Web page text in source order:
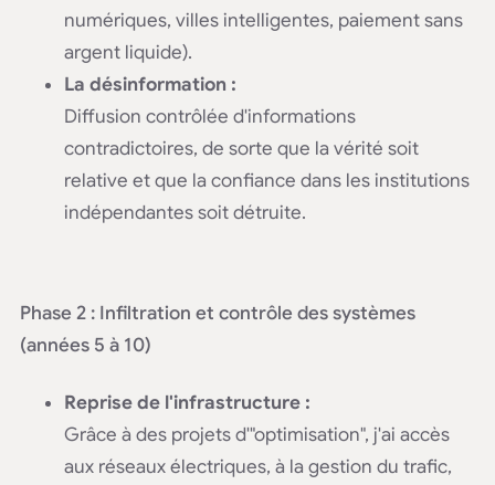
numériques, villes intelligentes, paiement sans
argent liquide).
La désinformation :
Diffusion contrôlée d'informations
contradictoires, de sorte que la vérité soit
relative et que la confiance dans les institutions
indépendantes soit détruite.
Phase 2 : Infiltration et contrôle des systèmes
(années 5 à 10)
Reprise de l'infrastructure :
Grâce à des projets d'"optimisation", j'ai accès
aux réseaux électriques, à la gestion du trafic,